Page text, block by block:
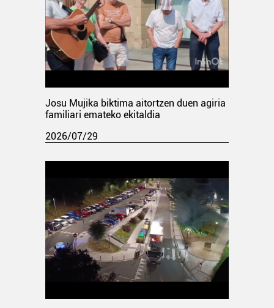
Josu Mujika biktima aitortzen duen agiria
familiari emateko ekitaldia
2026/07/29